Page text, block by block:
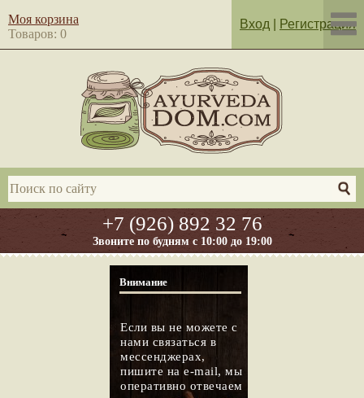
+7 (926) 892 32 76
Звоните по будням с 10:00 до 19:00
Моя корзина
Товаров: 0
Вход Регистрация
Внимание
Если вы не можете с
нами связаться в
мессенджерах,
пишите на e-mail, мы
оперативно отвечаем